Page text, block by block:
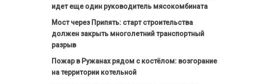
идет еще один руководитель мясокомбината
Мост через Припять: старт строительства
должен закрыть многолетний транспортный
разрыв
Пожар в Ружанах рядом с костёлом: возгорание
на территории котельной